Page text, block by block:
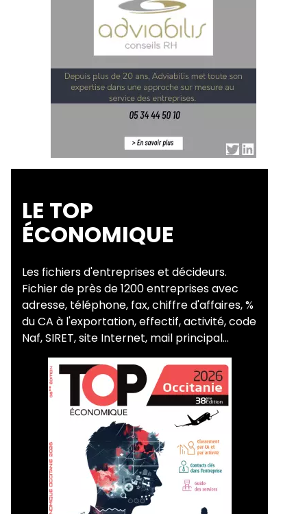
LE TOP
ÉCONOMIQUE
Les fichiers d'entreprises et décideurs.
Fichier de près de 1200 entreprises avec
adresse, téléphone, fax, chiffre d'affaires, %
du CA à l'exportation, effectif, activité, code
Naf, SIRET, site Internet, mail principal...